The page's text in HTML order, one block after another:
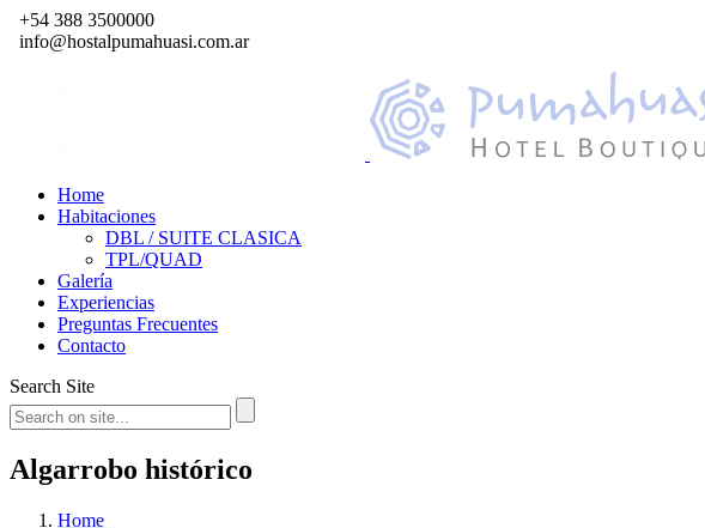
+54 388 3500000
info@hostalpumahuasi.com.ar
Home
Habitaciones
DBL / SUITE CLASICA
TPL/QUAD
Galería
Experiencias
Preguntas Frecuentes
Contacto
Search Site
Algarrobo histórico
Home